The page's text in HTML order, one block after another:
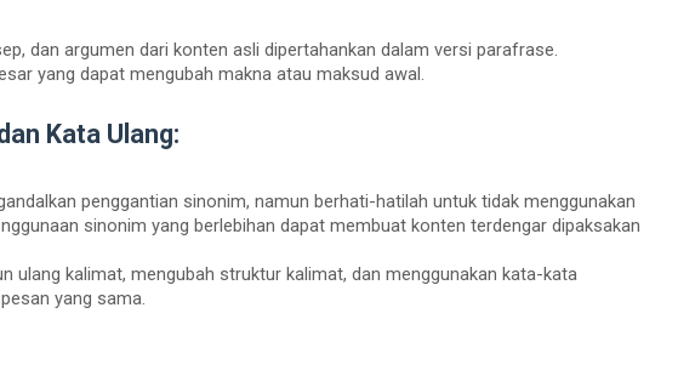
dan argumen dari konten asli dipertahankan dalam versi parafrase.
yang dapat mengubah makna atau maksud awal.
Kata Ulang:
penggantian sinonim, namun berhati-hatilah untuk tidak menggunakan
sinonim yang berlebihan dapat membuat konten terdengar dipaksakan
ulang kalimat, mengubah struktur kalimat, dan menggunakan kata-kata
yang sama.